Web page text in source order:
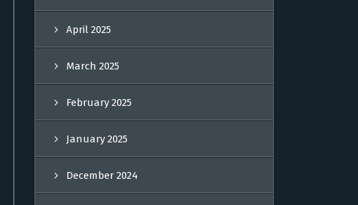
April 2025
March 2025
February 2025
January 2025
December 2024